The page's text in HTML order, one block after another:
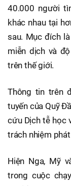
40.000 người
khác nhau tại
sau. Mục đích
miễn dịch và
trên thế giới.
Thông tin trên
tuyến của Quỹ
cứu Dịch tễ học
trách nhiệm
Hiện Nga, Mỹ
trong cuộc